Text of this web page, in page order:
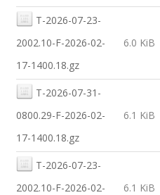
T-2026-07-23-
2002.10-F-2026-02-
17-1400.18.gz
6.0 KiB
T-2026-07-31-
0800.29-F-2026-02-
17-1400.18.gz
6.1 KiB
T-2026-07-23-
2002.10-F-2026-02-
6.1 KiB